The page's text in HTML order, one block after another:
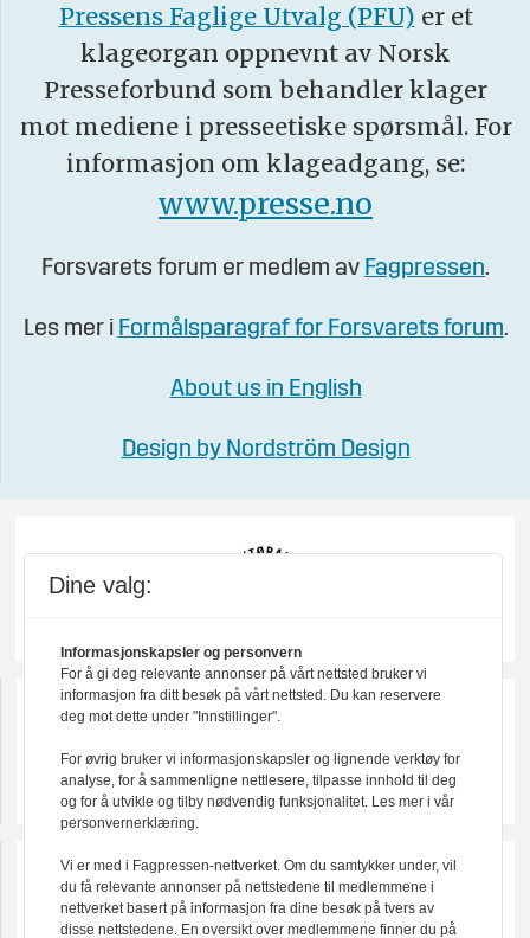
Pressens Faglige Utvalg (PFU) er et
klageorgan oppnevnt av Norsk
Presseforbund som behandler klager
mot mediene i presseetiske spørsmål. For
informasjon om klageadgang, se:
www.presse.no
Forsvarets forum er medlem av Fagpressen.
Les mer i Formålsparagraf for Forsvarets forum.
About us in English
Design by Nordström Design
Dine valg:
Informasjonskapsler og personvern
For å gi deg relevante annonser på vårt nettsted bruker vi
informasjon fra ditt besøk på vårt nettsted. Du kan reservere
deg mot dette under "Innstillinger".
For øvrig bruker vi informasjonskapsler og lignende verktøy for
analyse, for å sammenligne nettlesere, tilpasse innhold til deg
og for å utvikle og tilby nødvendig funksjonalitet. Les mer i vår
personvernerklæring.
Vi er med i Fagpressen-nettverket. Om du samtykker under, vil
du få relevante annonser på nettstedene til medlemmene i
nettverket basert på informasjon fra dine besøk på tvers av
disse nettstedene. En oversikt over medlemmene finner du på